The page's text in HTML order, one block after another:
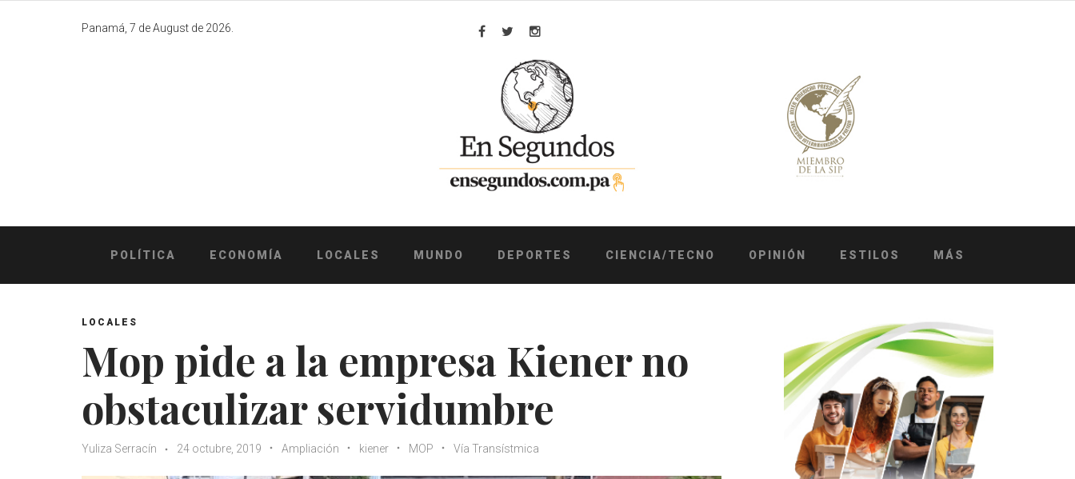
Panamá, 7 de August de 2026.
Facebook
TwitterInstagram
POLÍTICA ECONOMÍA LOCALES MUNDO DEPORTES CIENCIA/TECNO OPINIÓN ESTILOS MÁS
LOCALES
Mop pide a la empresa Kiener no
obstaculizar servidumbre
Yuliza Serracín 24 octubre, 2019 Ampliación kiener MOP Vía Transístmica